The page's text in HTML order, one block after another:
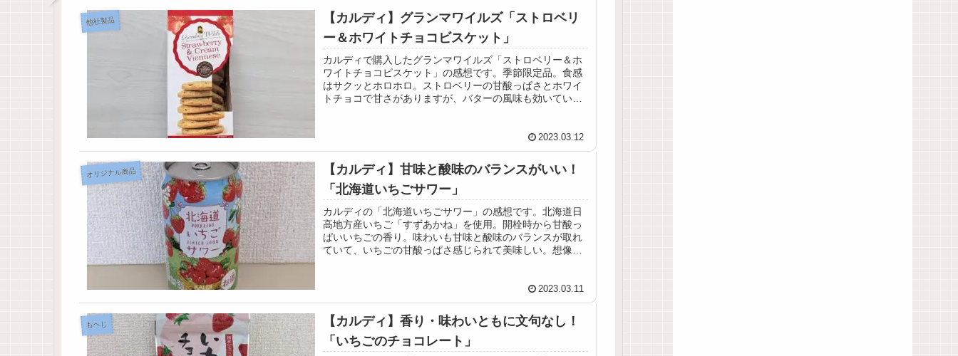
他社製品
【カルディ】グランマワイルズ「ストロベリ
ー＆ホワイトチョコビスケット」
カルディで購入したグランマワイルズ「ストロベリー＆ホ
ワイトチョコビスケット」の感想です。季節限定品。食感
はサクッとホロホロ。ストロベリーの甘酸っぱさとホワイ
トチョコで甘さがありますが、バターの風味も効いている
2023.03.12
オリジナル商品
【カルディ】甘味と酸味のバランスがいい！
「北海道いちごサワー」
カルディの「北海道いちごサワー」の感想です。北海道日
高地方産いちご「すずあかね」を使用。開栓時から甘酸っ
ぱいいちごの香り。味わいも甘味と酸味のバランスが取れ
ていて、いちごの甘酸っぱさ感じられて美味しい。想像し
2023.03.11
もへじ
【カルディ】香り・味わいともに文句なし！
「いちごのチョコレート」